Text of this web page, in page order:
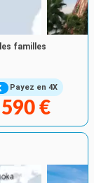
Payez en 4X
familles
€